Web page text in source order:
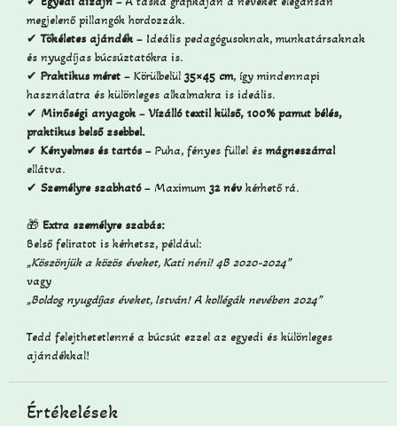
megjelenő pillangók hordozzák.
✔Tökéletes ajándék – Ideális pedagógusoknak, munkatársaknak
és nyugdíjas búcsúztatókra is.
✔ Praktikus méret – Körülbelül 35×45 cm, így mindennapi
használatra és különleges alkalmakra is ideális.
✔ Minőségi anyagok –Vízálló textil külső, 100% pamut bélés,
praktikus belső zsebbel.
✔ Kényelmes és tartós – Puha, fényes füllel és mágneszárral
ellátva.
✔ Személyre szabható– Maximum 32 név kérhető rá.
🎁 Extra személyre szabás:
Belső feliratot is kérhetsz, például:
„Köszönjük a közös éveket, Kati néni! 4B 2020-2024”
vagy
„Boldog nyugdíjas éveket, István! A kollégák nevében 2024”
Tedd felejthetetlenné a búcsút ezzel az egyedi és különleges
ajándékkal!
Értékelések